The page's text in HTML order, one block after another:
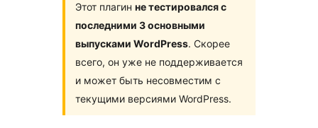
Этот плагин не тестировался с
последними 3 основными
выпусками WordPress. Скорее
всего, он уже не поддерживается
и может быть несовместим с
текущими версиями WordPress.